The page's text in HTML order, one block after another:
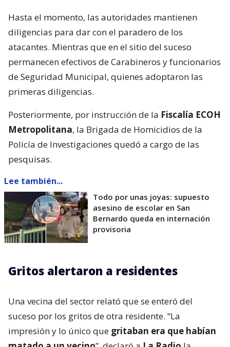
Hasta el momento, las autoridades mantienen
diligencias para dar con el paradero de los
atacantes. Mientras que en el sitio del suceso
permanecen efectivos de Carabineros y funcionarios
de Seguridad Municipal, quienes adoptaron las
primeras diligencias.
Posteriormente, por instrucción de la Fiscalía ECOH
Metropolitana, la Brigada de Homicidios de la
Policía de Investigaciones quedó a cargo de las
pesquisas.
Lee también...
Todo por unas joyas: supuesto
asesino de escolar en San
Bernardo queda en internación
provisoria
Gritos alertaron a residentes
Una vecina del sector relató que se enteró del
suceso por los gritos de otra residente. “La
impresión y lo único que gritaban era que habían